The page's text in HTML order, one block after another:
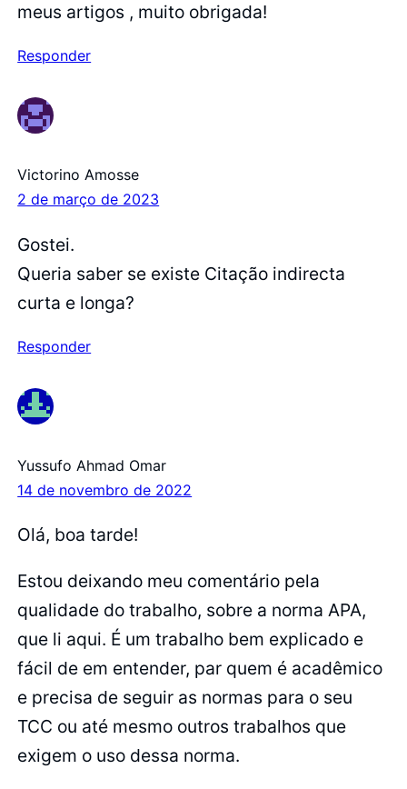
meus artigos , muito obrigada!
Responder
Victorino Amosse
2 de março de 2023
Gostei.
Queria saber se existe Citação indirecta
curta e longa?
Responder
Yussufo Ahmad Omar
14 de novembro de 2022
Olá, boa tarde!
Estou deixando meu comentário pela
qualidade do trabalho, sobre a norma APA,
que li aqui. É um trabalho bem explicado e
fácil de em entender, par quem é acadêmico
e precisa de seguir as normas para o seu
TCC ou até mesmo outros trabalhos que
exigem o uso dessa norma.